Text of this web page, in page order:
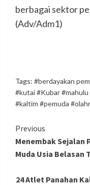
berbagai sektor
(Adv/Adm1)
Tags: #berdayakan
#kutai #Kubar #mahulu
#kaltim #pemuda
Continue
Reading
Previous
Menembak Sejalan
Muda Usia Belasan
24 Atlet Panahan